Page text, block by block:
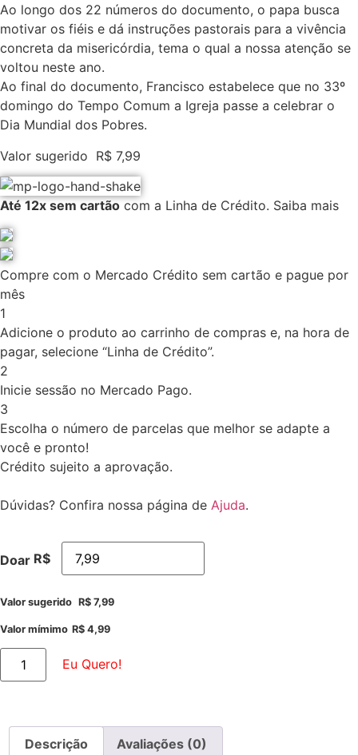
Ao longo dos 22 números do documento, o papa busca
motivar os fiéis e dá instruções pastorais para a vivência
concreta da misericórdia, tema o qual a nossa atenção se
voltou neste ano.
Ao final do documento, Francisco estabelece que no 33º
domingo do Tempo Comum a Igreja passe a celebrar o
Dia Mundial dos Pobres.
Valor sugerido R$ 7,99
Até 12x sem cartão com a Linha de Crédito. Saiba mais
Compre com o Mercado Crédito sem cartão e pague por
mês
1
Adicione o produto ao carrinho de compras e, na hora de
pagar, selecione “Linha de Crédito”.
2
Inicie sessão no Mercado Pago.
3
Escolha o número de parcelas que melhor se adapte a
você e pronto!
Crédito sujeito a aprovação.
Dúvidas? Confira nossa página de Ajuda.
Doar R$
Valor sugerido R$ 7,99
Valor mímimo R$ 4,99
Eu Quero!
Descrição Avaliações (0)